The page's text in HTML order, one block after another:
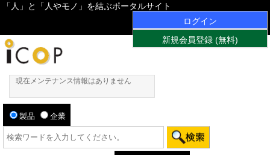
「人」と「人やモノ」を結ぶポータルサイト
ログイン
新規会員登録 (無料)
現在メンテナンス情報はありません
製品 企業